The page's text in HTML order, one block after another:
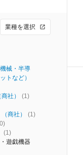
業種を選択
械・半導
トなど）
社）
(1)
商社）
(1)
0)
(1)
遊戯機器